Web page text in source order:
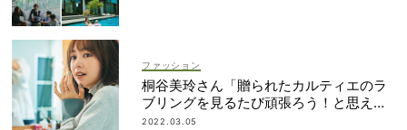
ファッション
桐谷美玲さん「贈られたカルティエのラ
ブリングを見るたび頑張ろう！と思え
る」
2022.03.05